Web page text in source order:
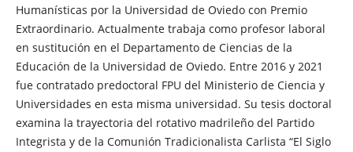
Humanísticas por la Universidad de Oviedo con Premio
Extraordinario. Actualmente trabaja como profesor laboral
en sustitución en el Departamento de Ciencias de la
Educación de la Universidad de Oviedo. Entre 2016 y 2021
fue contratado predoctoral FPU del Ministerio de Ciencia y
Universidades en esta misma universidad. Su tesis doctoral
examina la trayectoria del rotativo madrileño del Partido
Integrista y de la Comunión Tradicionalista Carlista “El Siglo